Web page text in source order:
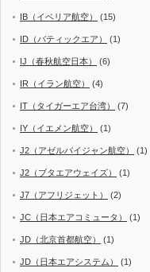
IB（イベリア航空） (15)
ID（バティックエア） (1)
IJ（春秋航空日本） (6)
IR（イラン航空） (4)
IT（タイガーエア台湾） (7)
IY（イエメン航空） (1)
J2（アゼルバイジャン航空） (1)
J2（ブタエアウェイズ） (1)
J7（アフリジェット） (2)
JC（日本エアコミュータ） (1)
JD（北京首都航空） (1)
JD（日本エアシステム） (1)